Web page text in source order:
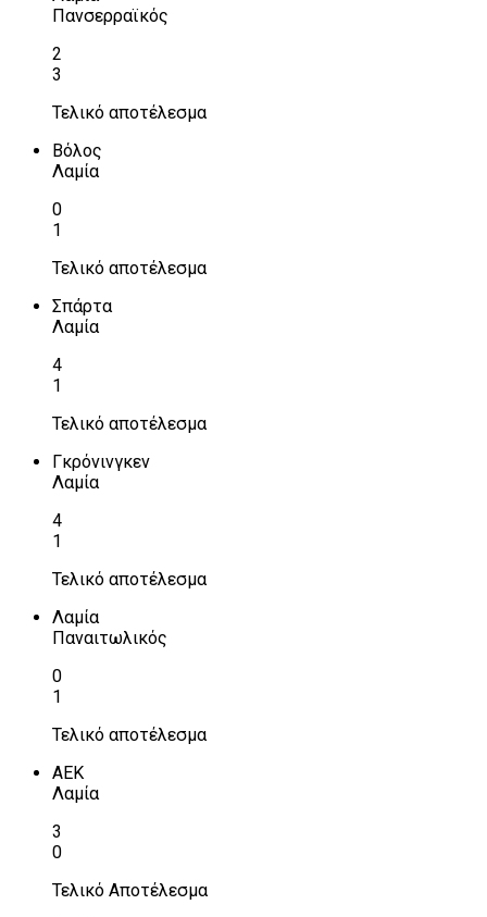
Πανσερραϊκός
2
3
Τελικό αποτέλεσμα
Βόλος
Λαμία
0
1
Τελικό αποτέλεσμα
Σπάρτα
Λαμία
4
1
Τελικό αποτέλεσμα
Γκρόνινγκεν
Λαμία
4
1
Τελικό αποτέλεσμα
Λαμία
Παναιτωλικός
0
1
Τελικό αποτέλεσμα
ΑΕΚ
Λαμία
3
0
Τελικό Αποτέλεσμα